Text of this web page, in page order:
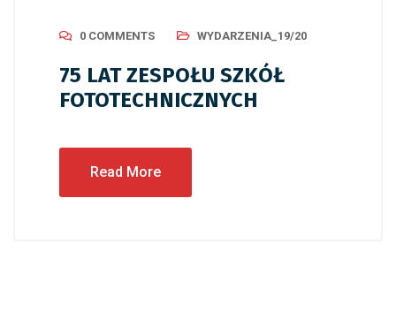
0 COMMENTS WYDARZENIA_19/20
75 LAT ZESPOŁU SZKÓŁ
FOTOTECHNICZNYCH
Read More